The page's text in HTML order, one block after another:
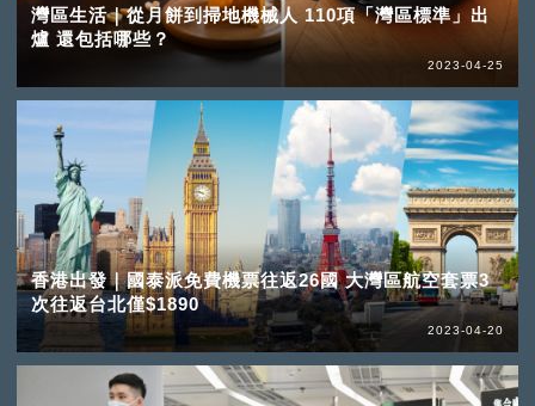
灣區生活｜從月餅到掃地機械人 110項「灣區標準」出
爐 還包括哪些？
2023-04-25
香港出發｜國泰派免費機票往返26國 大灣區航空套票3
次往返台北僅$1890
2023-04-20